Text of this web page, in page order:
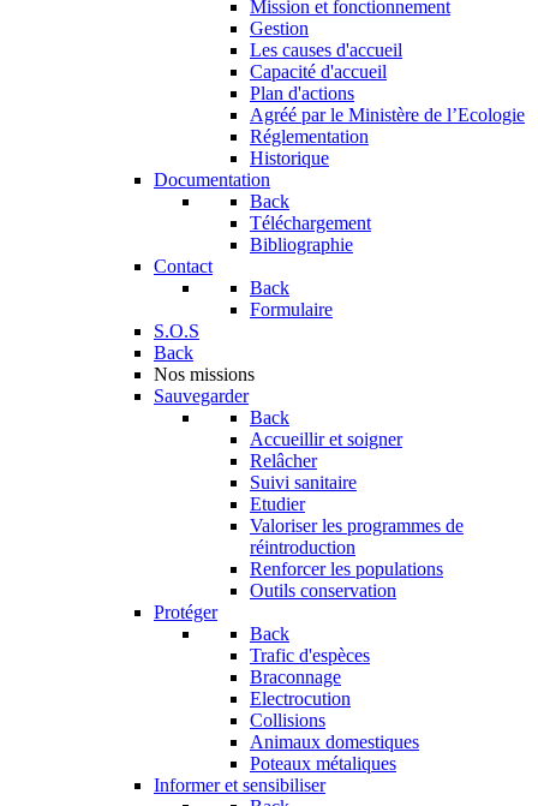
Mission et fonctionnement
Gestion
Les causes d'accueil
Capacité d'accueil
Plan d'actions
Agréé par le Ministère de l’Ecologie
Réglementation
Historique
Documentation
Back
Téléchargement
Bibliographie
Contact
Back
Formulaire
S.O.S
Back
Nos missions
Sauvegarder
Back
Accueillir et soigner
Relâcher
Suivi sanitaire
Etudier
Valoriser les programmes de
réintroduction
Renforcer les populations
Outils conservation
Protéger
Back
Trafic d'espèces
Braconnage
Electrocution
Collisions
Animaux domestiques
Poteaux métaliques
Informer et sensibiliser